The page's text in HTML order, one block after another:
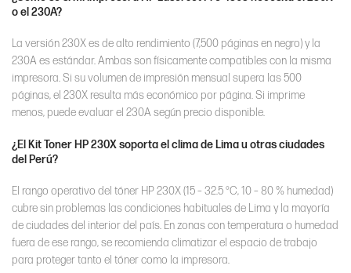
o el 230A?
La versión 230X es de alto rendimiento (7,500 páginas en negro) y la
230A es estándar. Ambas son físicamente compatibles con la misma
impresora. Si su volumen de impresión mensual supera las 500
páginas, el 230X resulta más económico por página. Si imprime
menos, puede evaluar el 230A según precio disponible.
¿El Kit Toner HP 230X soporta el clima de Lima u otras ciudades
del Perú?
El rango operativo del tóner HP 230X (15 – 32.5 °C, 10 – 80 % humedad)
cubre sin problemas las condiciones habituales de Lima y la mayoría
de ciudades del interior del país. En zonas con temperatura o humedad
fuera de ese rango, se recomienda climatizar el espacio de trabajo
para proteger tanto el tóner como la impresora.